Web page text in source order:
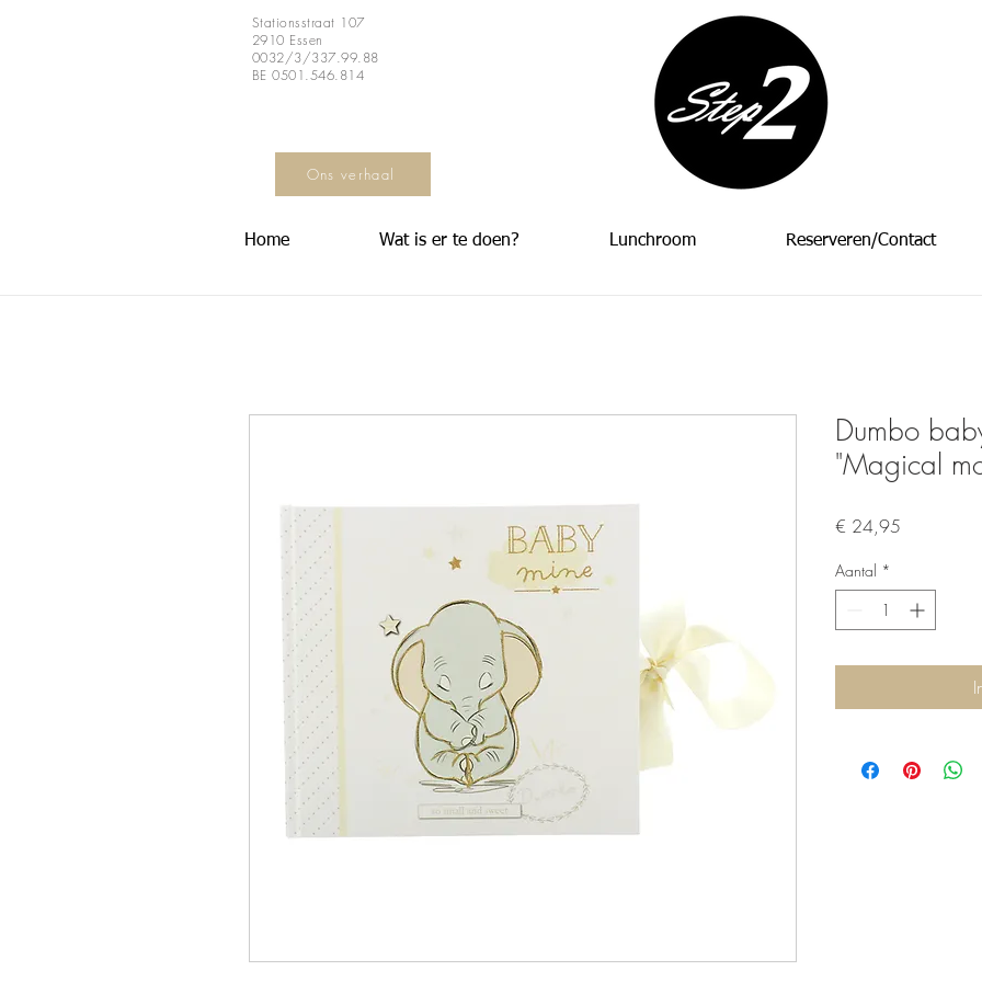
Stationsstraat 107
2910 Essen
0032/3/337.99.88
BE 0501.546.814
Ons verhaal
Home Wat is er te doen? Lunchroom Reserveren/Contact
Dumbo
"Magical
€ 24,95
Aantal *